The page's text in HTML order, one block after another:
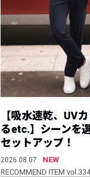
【吸水速乾、UV
るetc.】シーンを
セットアップ！
2026.08.07
NEW
RECOMMEND ITEM vol.334